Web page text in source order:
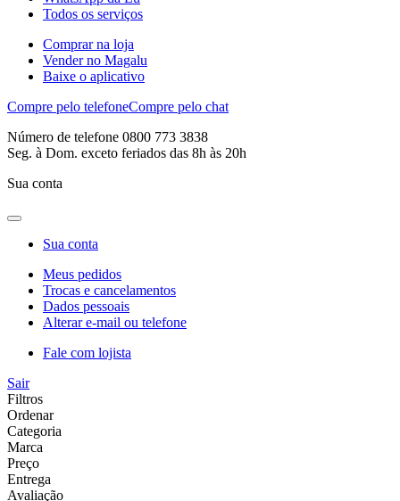
Todos os serviços
Comprar na loja
Vender no Magalu
Baixe o aplicativo
Compre pelo telefoneCompre pelo chat
Número de telefone 0800 773 3838
Seg. à Dom. exceto feriados das 8h às 20h
Sua conta
Sua conta
Meus pedidos
Trocas e cancelamentos
Dados pessoais
Alterar e-mail ou telefone
Fale com lojista
Sair
Filtros
Ordenar
Categoria
Marca
Preço
Entrega
Avaliação